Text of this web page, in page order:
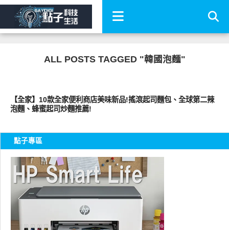
ALL POSTS TAGGED "韓國泡麵"
【全家】10款全家便利商店美味新品!搖滾起司麵包、全球第二辣
泡麵、蜂蜜起司炒麵推薦!
點子專區